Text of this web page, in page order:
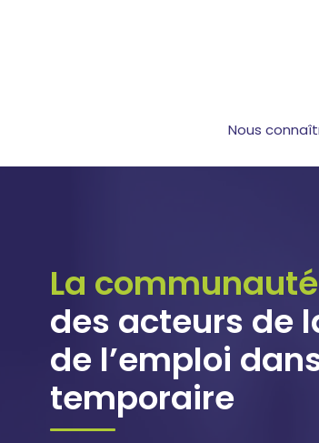
Nous
La communauté
des acteurs de
de l’emploi
temporaire